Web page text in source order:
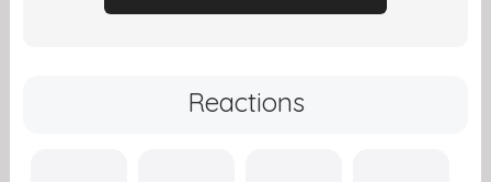
Reactions